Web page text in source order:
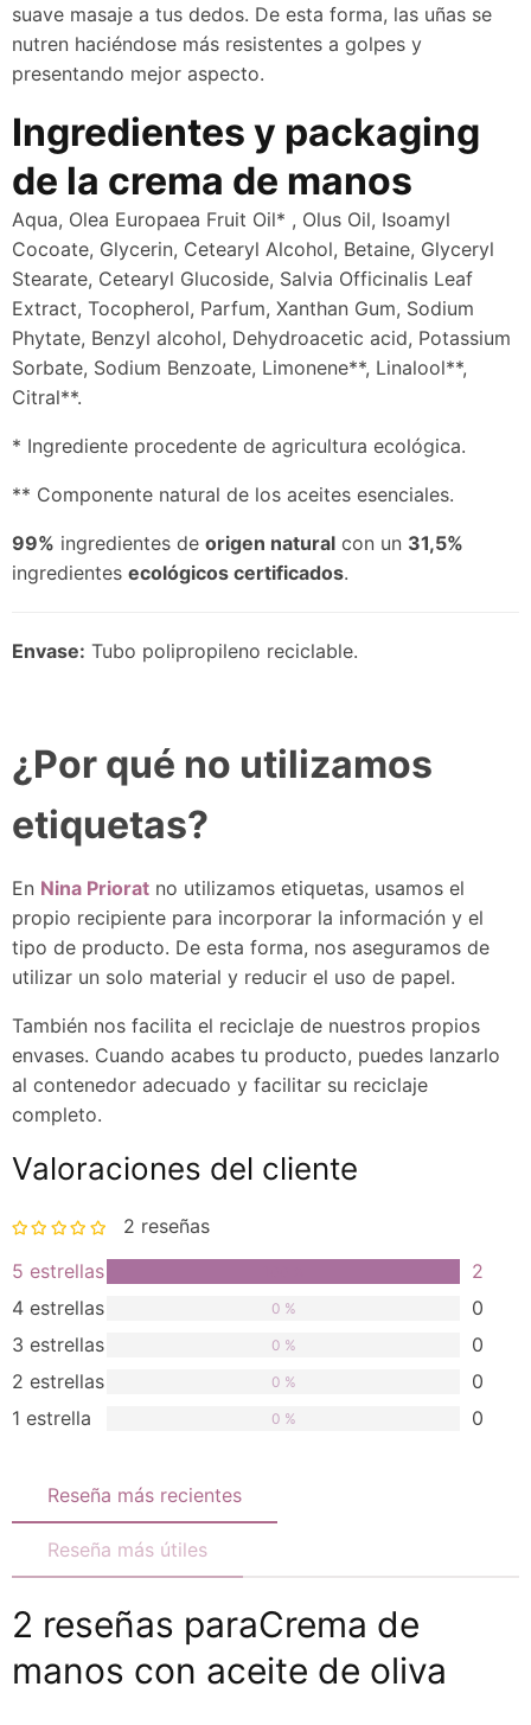
suave masaje a tus dedos. De esta forma, las uñas se
nutren haciéndose más resistentes a golpes y
presentando mejor aspecto.
Ingredientes y packaging
de la crema de manos
Aqua, Olea Europaea Fruit Oil* , Olus Oil, Isoamyl
Cocoate, Glycerin, Cetearyl Alcohol, Betaine, Glyceryl
Stearate, Cetearyl Glucoside, Salvia Officinalis Leaf
Extract, Tocopherol, Parfum, Xanthan Gum, Sodium
Phytate, Benzyl alcohol, Dehydroacetic acid, Potassium
Sorbate, Sodium Benzoate, Limonene**, Linalool**,
Citral**.
* Ingrediente procedente de agricultura ecológica.
** Componente natural de los aceites esenciales.
99% ingredientes de origen natural con un 31,5%
ingredientes ecológicos certificados.
Envase: Tubo polipropileno reciclable.
¿Por qué no utilizamos
etiquetas?
En Nina Priorat no utilizamos etiquetas, usamos el
propio recipiente para incorporar la información y el
tipo de producto. De esta forma, nos aseguramos de
utilizar un solo material y reducir el uso de papel.
También nos facilita el reciclaje de nuestros propios
envases. Cuando acabes tu producto, puedes lanzarlo
al contenedor adecuado y facilitar su reciclaje
completo.
Valoraciones del cliente
Valorado
estrellas
2 reseñas
5 estrellas
2
4 estrellas 0
0 %
3 estrellas 0
0 %
2 estrellas 0
0 %
1 estrella 0
0 %
Reseña más recientes
Reseña más útiles
2 reseñas paraCrema de
manos con aceite de oliva